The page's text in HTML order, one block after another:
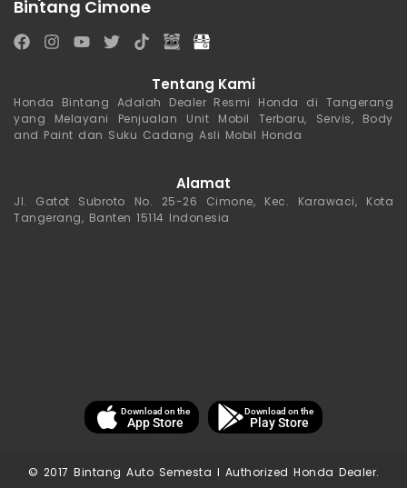
Bintang Cimone
Tentang Kami
Honda Bintang Adalah Dealer Resmi Honda di Tangerang
yang Melayani Penjualan Unit Mobil Terbaru, Servis, Body
and Paint dan Suku Cadang Asli Mobil Honda
Alamat
Jl. Gatot Subroto No. 25-26 Cimone, Kec. Karawaci, Kota
Tangerang, Banten 15114 Indonesia
Download on the
App Store
Download on the
Play Store
© 2017 Bintang Auto Semesta I Authorized Honda Dealer.